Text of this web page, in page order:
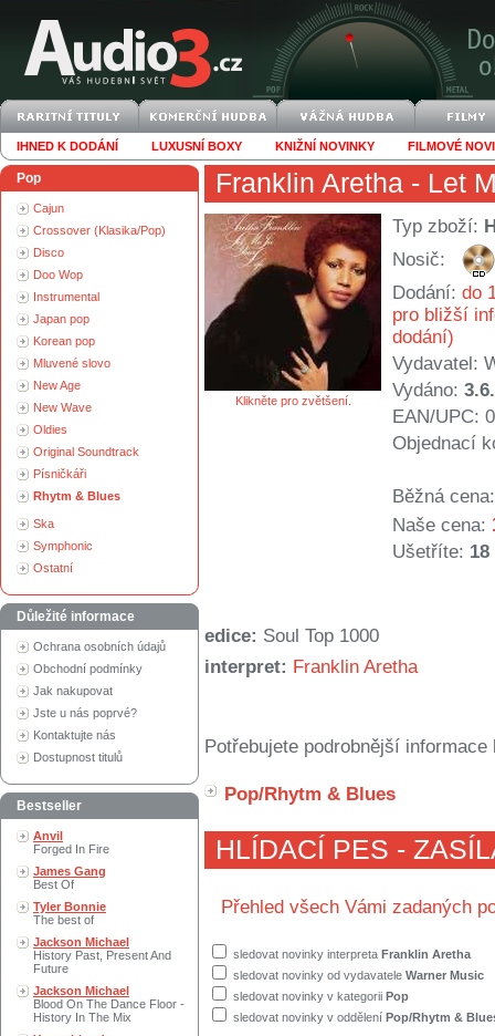
IHNED K DODÁNÍ LUXUSNÍ BOXY KNIŽNÍ NOVINKY FILMOVÉ
Pop
Cajun
Crossover (Klasika/Pop)
Disco
Doo Wop
Instrumental
Japan pop
Korean pop
Mluvené slovo
New Age
New Wave
Oldies
Original Soundtrack
Písničkáři
Rhytm & Blues
Ska
Symphonic
Ostatní
Důležité informace
Ochrana osobních údajů
Obchodní podmínky
Jak nakupovat
Jste u nás poprvé?
Kontaktujte nás
Dostupnost titulů
Bestseller
Anvil
Forged In Fire
James Gang
Best Of
Tyler Bonnie
The best of
Jackson Michael
History Past, Present And
Future
Jackson Michael
Blood On The Dance Floor -
History In The Mix
Franklin Aretha - Let
Klikněte pro zvětšení.
Typ zboží:
Nosič:
Dodání: do
pro bližší
dodání)
Vydavatel:
Vydáno:
EAN/UPC:
Objednací
Běžná cena:
Naše cena:
Ušetříte:
edice: Soul Top 1000
interpret: Franklin Aretha
Potřebujete podrobnější
Pop/Rhytm & Blues
HLÍDACÍ PES -
Přehled všech Vámi zadaných
sledovat novinky interpreta Franklin Aretha
sledovat novinky od vydavatele Warner Music
sledovat novinky v kategorii Pop
sledovat novinky v oddělení Pop/Rhytm &